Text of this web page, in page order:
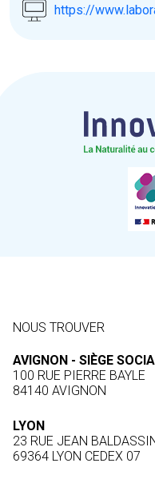
https://
NOUS TROUVER
AVIGNON - SIÈGE
100 RUE PIERRE BAYLE
84140 AVIGNON
LYON
23 RUE JEAN
69364 LYON CEDEX 07